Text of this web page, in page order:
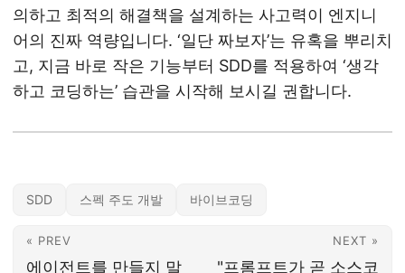
의하고 최적의 해결책을 설계하는 사고력이 엔지니
어의 진짜 역량입니다. ‘일단 짜보자’는 유혹을 뿌리치
고, 지금 바로 작은 기능부터 SDD를 적용하여 ‘생각
하고 코딩하는’ 습관을 시작해 보시길 권합니다.
SDD 스펙 주도 개발 바이브코딩
« PREV
에이전트를 만들지 말
NEXT »
"프롬프트가 곧 소스코